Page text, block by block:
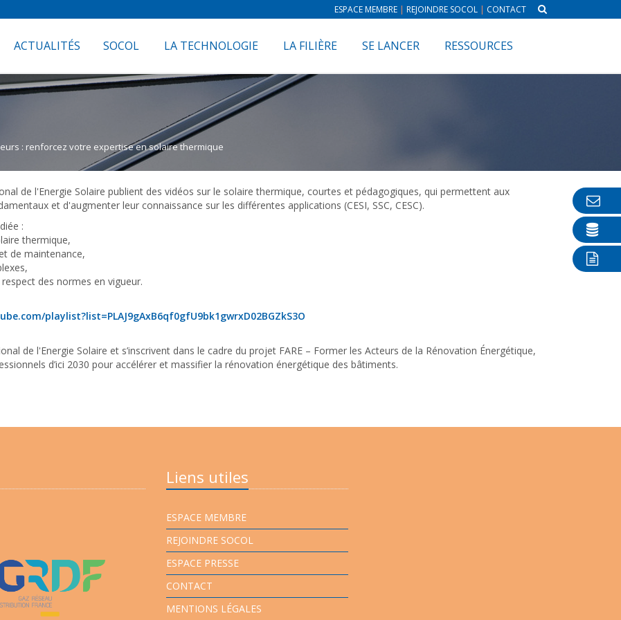
ESPACE MEMBRE | REJOINDRE SOCOL | CONTACT
ACTUALITÉS SOCOL LA TECHNOLOGIE LA FILIÈRE SE LANCER RESSOURCES
: renforcez votre expertise en solaire thermique
de l'Energie Solaire publient des vidéos sur le solaire thermique, courtes et pédagogiques, qui permettent aux
et d'augmenter leur connaissance sur les différentes applications (CESI, SSC, CESC).
:
thermique,
de maintenance,
des normes en vigueur.
playlist?list=PLAJ9gAxB6qf0gfU9bk1gwrxD02BGZkS3O
de l'Energie Solaire et s’inscrivent dans le cadre du projet FARE – Former les Acteurs de la Rénovation Énergétique,
d’ici 2030 pour accélérer et massifier la rénovation énergétique des bâtiments.
Liens utiles
ESPACE MEMBRE
REJOINDRE SOCOL
ESPACE PRESSE
CONTACT
MENTIONS LÉGALES